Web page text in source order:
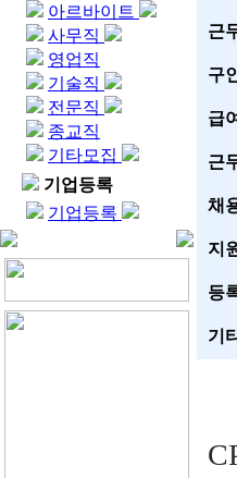
아르바이트
사무직
영업직
기술직
전문직
종교직
기타모집
기업등록
기업등록
근
구
급
근
채
지
등
기